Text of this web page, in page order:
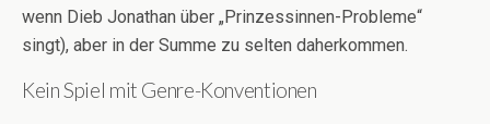
wenn Dieb Jonathan über „Prinzessinnen-Probleme“
singt), aber in der Summe zu selten daherkommen.
Kein Spiel mit Genre-Konventionen